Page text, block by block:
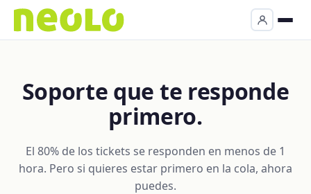
Soporte que te responde
primero.
El 80% de los tickets se responden en menos de 1
hora. Pero si quieres estar primero en la cola, ahora
puedes.